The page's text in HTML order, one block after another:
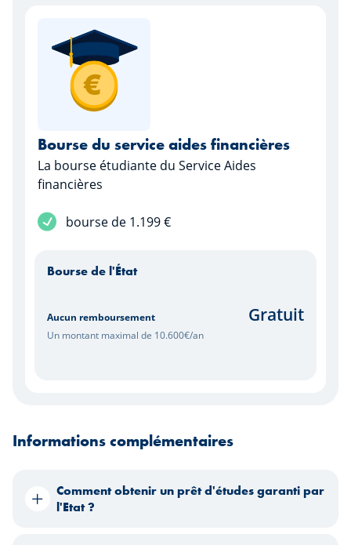
Bourse du service aides financières
La bourse étudiante du Service Aides
financières
Service inclus
bourse de 1.199 €
Bourse de l'État
Aucun remboursement Gratuit
Un montant maximal de 10.600€/an
Informations complémentaires
Comment obtenir un prêt d'études garanti par
l'Etat ?